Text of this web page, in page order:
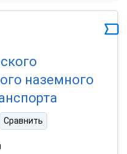
наземного
Сравнить